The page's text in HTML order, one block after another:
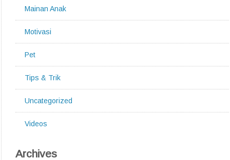
Mainan Anak
Motivasi
Pet
Tips & Trik
Uncategorized
Videos
Archives